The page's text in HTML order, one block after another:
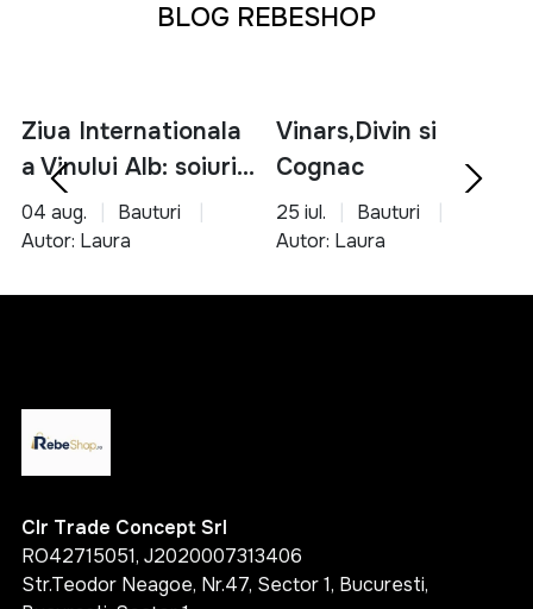
BLOG REBESHOP
Ziua Internationala
a Vinului Alb: soiuri,
servire si asocieri
culinare
04 aug.
Bauturi
Autor: Laura
Vinars,Divin si
Cognac
25 iul.
Bauturi
Autor: Laura
Clr Trade Concept Srl
RO42715051, J2020007313406
Str.Teodor Neagoe, Nr.47, Sector 1, Bucuresti,